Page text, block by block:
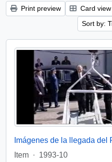
Print preview Card view
Sort by:
Item · 1993-10